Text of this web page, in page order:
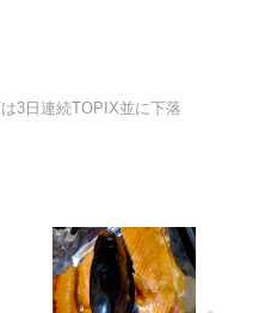
3日連続TOPIX並に下落